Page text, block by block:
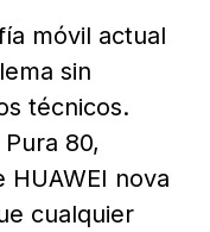
móvil actual
sin
técnicos.
80,
HUAWEI nova
cualquier